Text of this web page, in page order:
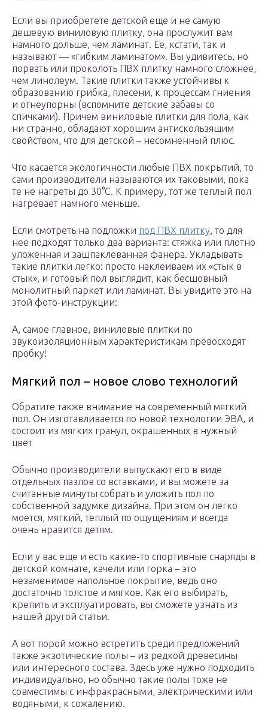
Если вы приобретете детской еще и не самую
дешевую виниловую плитку, она прослужит вам
намного дольше, чем ламинат. Ее, кстати, так и
называют — «гибким ламинатом». Вы удивитесь, но
порвать или проколоть ПВХ плитку намного сложнее,
чем линолеум. Такие плитки также устойчивы к
образованию грибка, плесени, к процессам гниения
и огнеупорны (вспомните детские забавы со
спичками). Причем виниловые плитки для пола, как
ни странно, обладают хорошим антискользящим
свойством, что для детской – несомненный плюс.
Что касается экологичности любые ПВХ покрытий, то
сами производители называются их таковыми, пока
те не нагреты до 30°С. К примеру, тот же теплый пол
нагревает намного меньше.
Если смотреть на подложки под ПВХ плитку, то для
нее подходят только два варианта: стяжка или плотно
уложенная и зашпаклеванная фанера. Укладывать
такие плитки легко: просто наклеиваем их «стык в
стык», и готовый пол выглядит, как бесшовный
монолитный паркет или ламинат. Вы увидите это на
этой фото-инструкции:
А, самое главное, виниловые плитки по
звукоизоляционным характеристикам превосходят
пробку!
Мягкий пол – новое слово технологий
Обратите также внимание на современный мягкий
пол. Он изготавливается по новой технологии ЭВА, и
состоит из мягких гранул, окрашенных в нужный
цвет
Обычно производители выпускают его в виде
отдельных пазлов со вставками, и вы можете за
считанные минуты собрать и уложить пол по
собственной задумке дизайна. При этом он легко
моется, мягкий, теплый по ощущениям и всегда
очень нравится детям.
Если у вас еще и есть какие-то спортивные снаряды в
детской комнате, качели или горка – это
незаменимое напольное покрытие, ведь оно
достаточно толстое и мягкое. Как его выбирать,
крепить и эксплуатировать, вы сможете узнать из
нашей другой статьи.
А вот порой можно встретить среди предложений
также экзотические полы – из редкой древесины
или интересного состава. Здесь уже нужно подходить
индивидуально, но обычно такие полы тоже не
совместимы с инфракрасными, электрическими или
водяными, к сожалению.